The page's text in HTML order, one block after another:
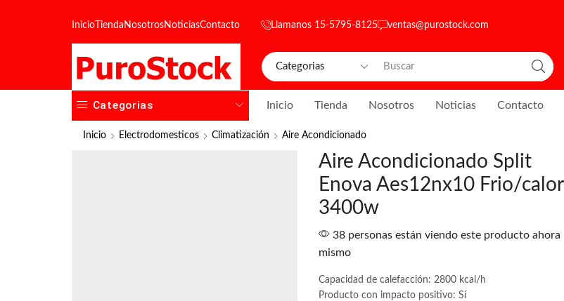
Inicio Tienda NosotrosNoticiasContacto Llamanos 15-5795-8125 ventas@purostock.com
Categorias Inicio Tienda Nosotros Noticias Contacto
Inicio Electrodomesticos Climatización Aire Acondicionado
Aire Acondicionado Split
Enova Aes12nx10 Frio/calor
3400w
38 personas están viendo este producto ahora
mismo
Capacidad de calefacción: 2800 kcal/h
Producto con impacto positivo: Sí